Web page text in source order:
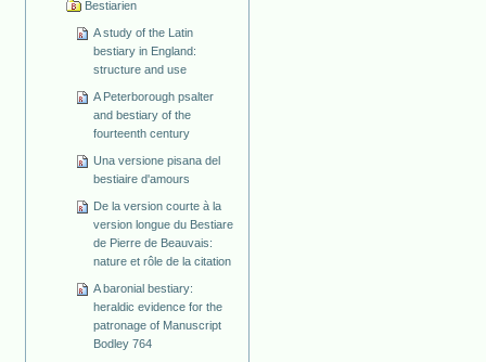
Bestiarien
A study of the Latin
bestiary in England:
structure and use
A Peterborough psalter
and bestiary of the
fourteenth century
Una versione pisana del
bestiaire d'amours
De la version courte à la
version longue du Bestiare
de Pierre de Beauvais:
nature et rôle de la citation
A baronial bestiary:
heraldic evidence for the
patronage of Manuscript
Bodley 764